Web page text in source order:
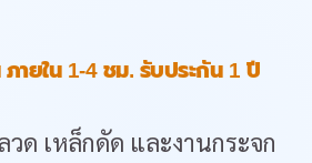
ายใน 1-4 ชม. รับประกัน 1 ปี
วด เหล็กดัด และงานกระจก